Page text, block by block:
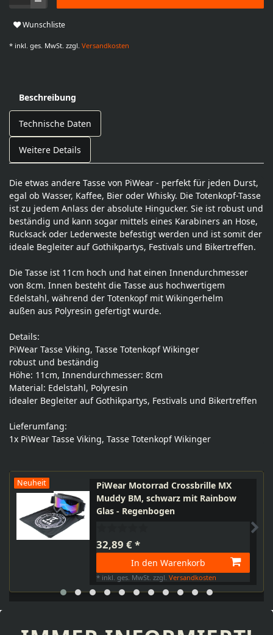
Wunschliste
* inkl. ges. MwSt. zzgl. Versandkosten
Beschreibung
Technische Daten
Weitere Details
Die etwas andere Tasse von PiWear - perfekt für jeden Durst,
egal ob Wasser, Kaffee, Bier oder Whisky. Die Totenkopf-Tasse
ist zu jedem Anlass der absolute Hingucker. Sie ist robust und
beständig und kann sogar mittels eines Karabiners an Hose,
Rucksack oder Lederweste befestigt werden und ist somit der
ideale Begleiter auf Gothikpartys, Festivals und Bikertreffen.
Die Tasse ist 11cm hoch und hat einen Innendurchmesser
von 8cm. Innen besteht die Tasse aus hochwertigem
Edelstahl, während der Totenkopf mit Wikingerhelm
außen aus Polyresin gefertigt wurde.
Details:
PiWear Tasse Viking, Tasse Totenkopf Wikinger
robust und beständig
Höhe: 11cm, Innendurchmesser: 8cm
Material: Edelstahl, Polyresin
idealer Begleiter auf Gothikpartys, Festivals und Bikertreffen
Lieferumfang:
1x PiWear Tasse Viking, Tasse Totenkopf Wikinger
Neuheit
PiWear Motorrad Crossbrille MX
Muddy BM, schwarz mit Rainbow
Glas - Regenbogen
32,89 € *
In den Warenkorb
* inkl. ges. MwSt. zzgl.Versandkosten